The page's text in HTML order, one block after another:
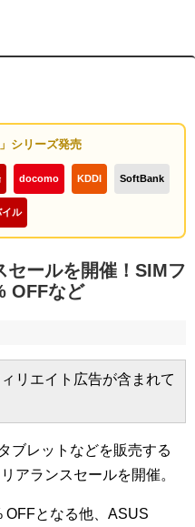
シリーズ発売
docomo KDDI SoftBank
イル
ールを開催！SIMフ
OFFなど
リエイト広告が含まれて
ブレットなどを販売する
アランスセールを開催。
OFFとなる他、ASUS